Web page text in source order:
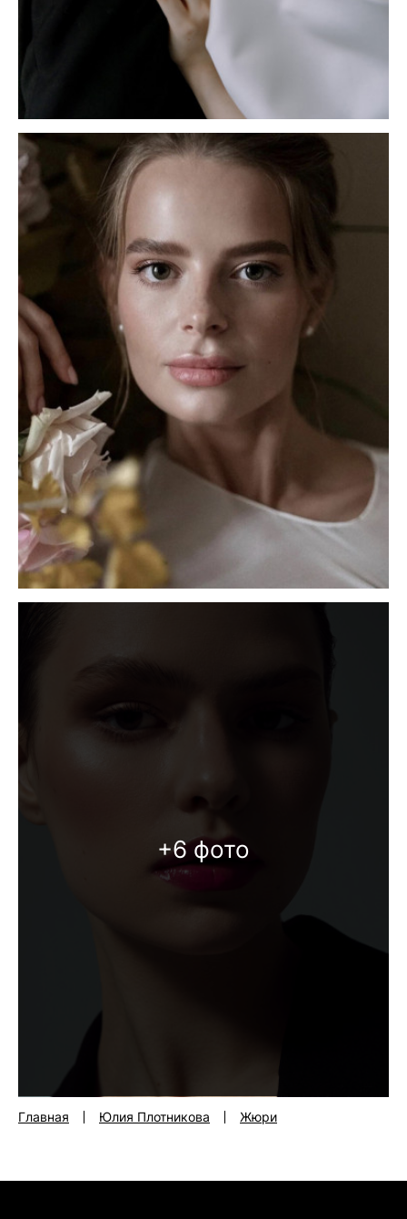
+6 фото
Главная Юлия Плотникова Жюри